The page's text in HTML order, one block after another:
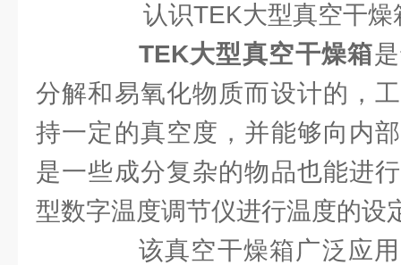
认识TEK大型真空干燥
TEK大型真空干燥箱
分解和易氧化物质而设计的，
持一定的真空度，并能够向内
是一些成分复杂的物品也能进
型数字温度调节仪进行温度的设
该真空干燥箱广泛应用